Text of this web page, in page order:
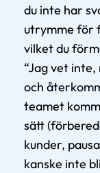
du inte har
utrymme för
vilket du
“Jag vet
och
teamet
sätt
kunder,
kanske inte